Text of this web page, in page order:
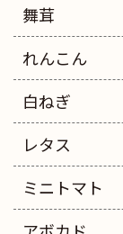
舞茸
れんこん
白ねぎ
レタス
ミニトマト